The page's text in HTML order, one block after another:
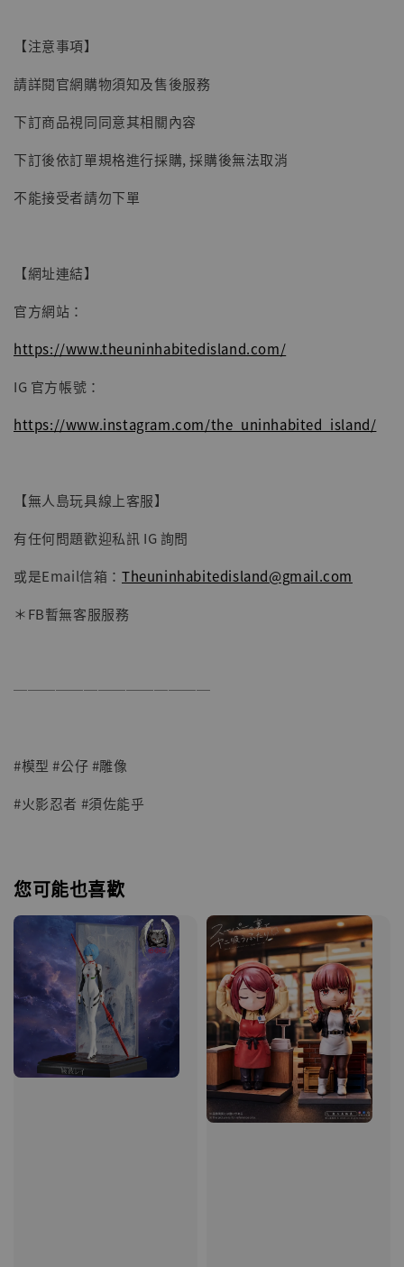
【現貨】BJSTUDIO 1/6系列可動蒐藏人偶 讓
NT$ 5,300
【注意事項】
請詳閱官網購物須知及售後服務
下訂商品視同同意其相關內容
下訂後依訂單規格進行採購, 採購後無法取消
不能接受者請勿下單
【網址連結】
官方網站：
https://www.theuninhabitedisland.com/
IG 官方帳號：
https://www.instagram.com/the_uninhabited_island/
【無人島玩具線上客服】
有任何問題歡迎私訊 IG 詢問
或是Email信箱： Theuninhabitedisland@gmail.com
＊FB暫無客服服務
──────────────
#模型 #公仔 #雕像
#火影忍者 #須佐能乎
您可能也喜歡